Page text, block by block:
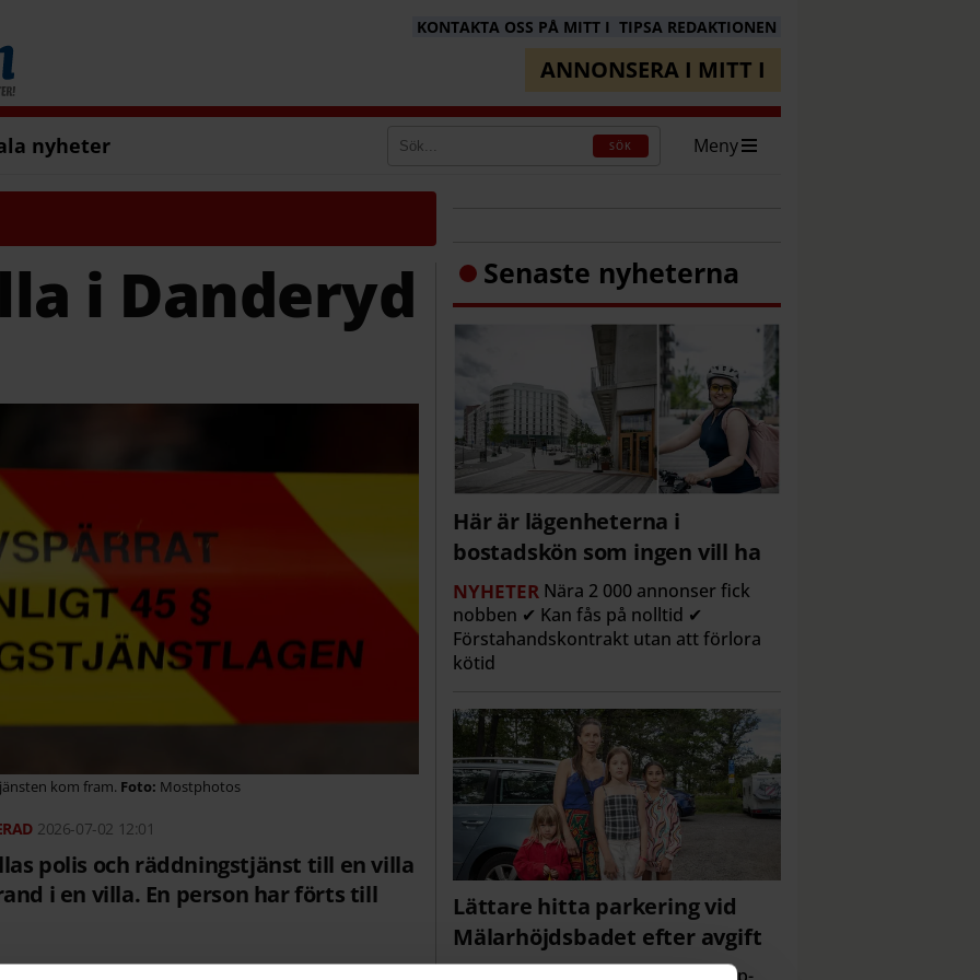
KONTAKTA OSS PÅ MITT I TIPSA REDAKTIONEN
ANNONSERA I MITT I
nyheter SÖK Meny
i Danderyd
kom fram. Mostphotos
2026-07-02 12:01
polis och räddningstjänst till en villa
i en villa. En person har förts till
Senaste nyheterna
Här är lägenheterna i
bostadskön som ingen vill ha
NYHETER Nära 2 000 annonser fick
nobben ✔ Kan fås på nolltid ✔
Förstahandskontrakt utan att förlora
kötid
Lättare hitta parkering vid
Mälarhöjdsbadet efter avgift